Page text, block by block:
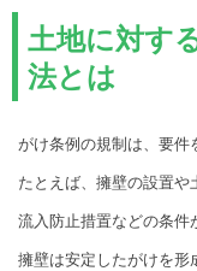
土地に対す
法とは
がけ条例の規制は、要件
たとえば、擁壁の設置
流入防止措置などの条件
擁壁は安定したがけを形